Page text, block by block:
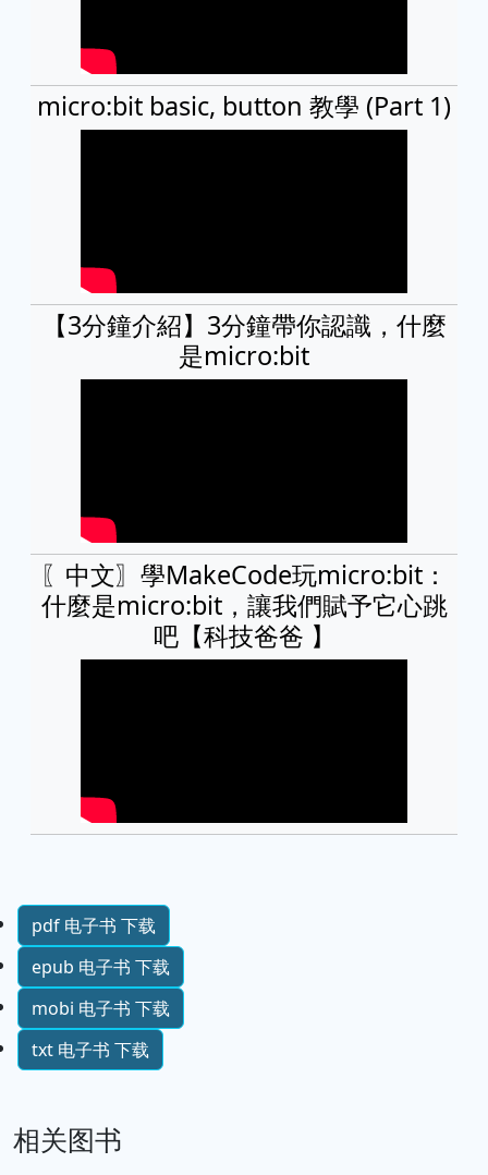
micro:bit basic, button 教學 (Part 1)
【3分鐘介紹】3分鐘帶你認識，什麼
是micro:bit
〖中文〗學MakeCode玩micro:bit：
什麼是micro:bit，讓我們賦予它心跳
吧【科技爸爸 】
pdf 电子书 下载
epub 电子书 下载
mobi 电子书 下载
txt 电子书 下载
相关图书